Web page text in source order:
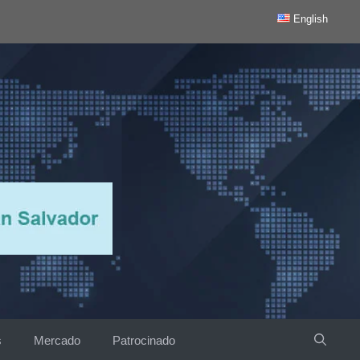
English
Mercado Patrocinado